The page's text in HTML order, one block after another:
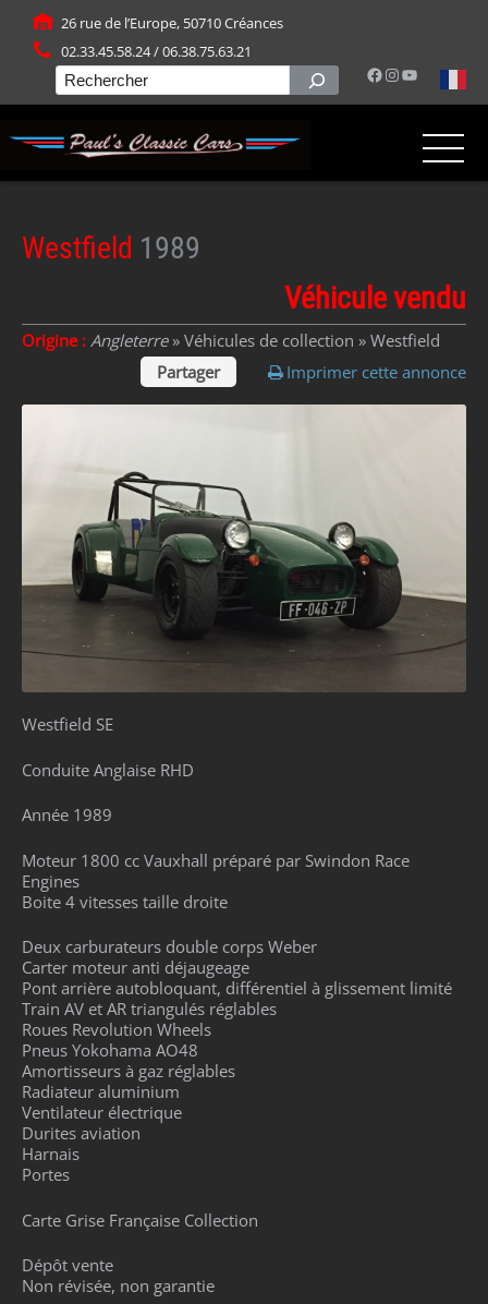
26 rue de l’Europe, 50710 Créances
02.33.45.58.24 / 06.38.75.63.21
Facebook
Instagram
YouTube
Rechercher
Westfield 1989
Véhicule vendu
Origine : Angleterre» Véhicules de collection » Westfield
Partager
Imprimer cette annonce
Westfield SE
Conduite Anglaise RHD
Année 1989
Moteur 1800 cc Vauxhall préparé par Swindon Race
Engines
Boite 4 vitesses taille droite
Deux carburateurs double corps Weber
Carter moteur anti déjaugeage
Pont arrière autobloquant, différentiel à glissement limité
Train AV et AR triangulés réglables
Roues Revolution Wheels
Pneus Yokohama AO48
Amortisseurs à gaz réglables
Radiateur aluminium
Ventilateur électrique
Durites aviation
Harnais
Portes
Carte Grise Française Collection
Dépôt vente
Non révisée, non garantie
Panneau de gestion des cookies